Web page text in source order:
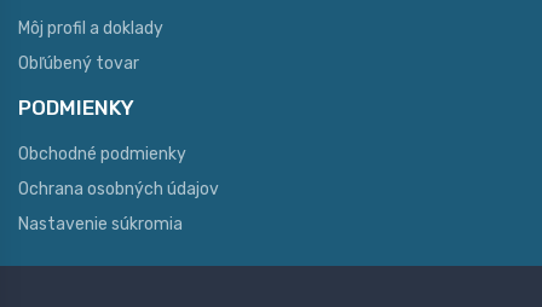
Môj profil a doklady
Obľúbený tovar
PODMIENKY
Obchodné podmienky
Ochrana osobných údajov
Nastavenie súkromia